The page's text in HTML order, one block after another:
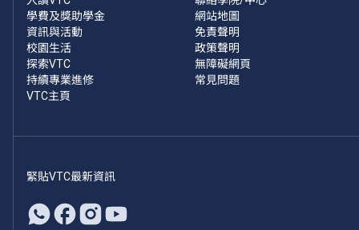
學費及獎助學金
資訊與活動
校園生活
探索VTC
持續專業進修
VTC主頁
網站地圖
免責聲明
政策聲明
無障礙網頁
常見問題
緊貼VTC最新資訊